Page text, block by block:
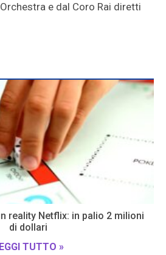
e dal Coro Rai diretti
reality Netflix: in palio 2 milioni
di dollari
TUTTO »